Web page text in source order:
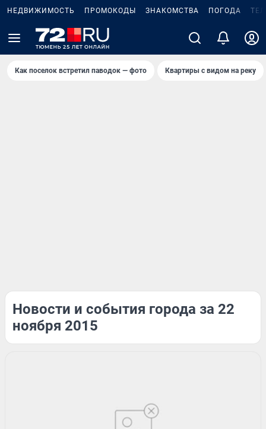
НЕДВИЖИМОСТЬ ПРОМОКОДЫ ЗНАКОМСТВА ПОГОДА
Как поселок встретил паводок — фото Квартиры с видом на реку
Новости и события города за 22
ноября 2015